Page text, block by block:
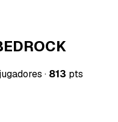
· 813 pts